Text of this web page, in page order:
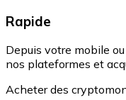
Rapide
Depuis votre mobile
nos plateformes et
Acheter des